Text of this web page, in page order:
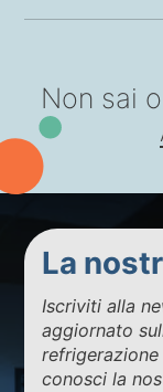
Non sai
La
Iscriviti alla
aggiornato
conosci la